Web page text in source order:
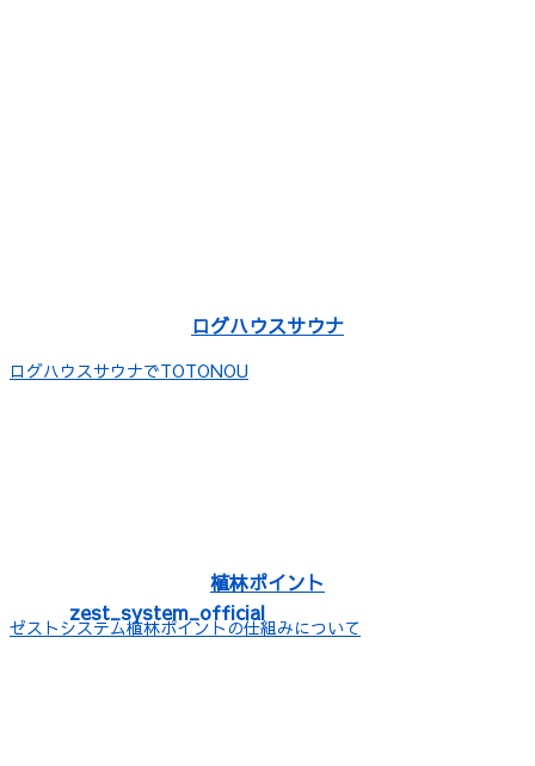
ログハウスサウナ
ログハウスサウナでTOTONOU
植林ポイント
ゼストシステム植林ポイントの仕組みについて
zest_system_official